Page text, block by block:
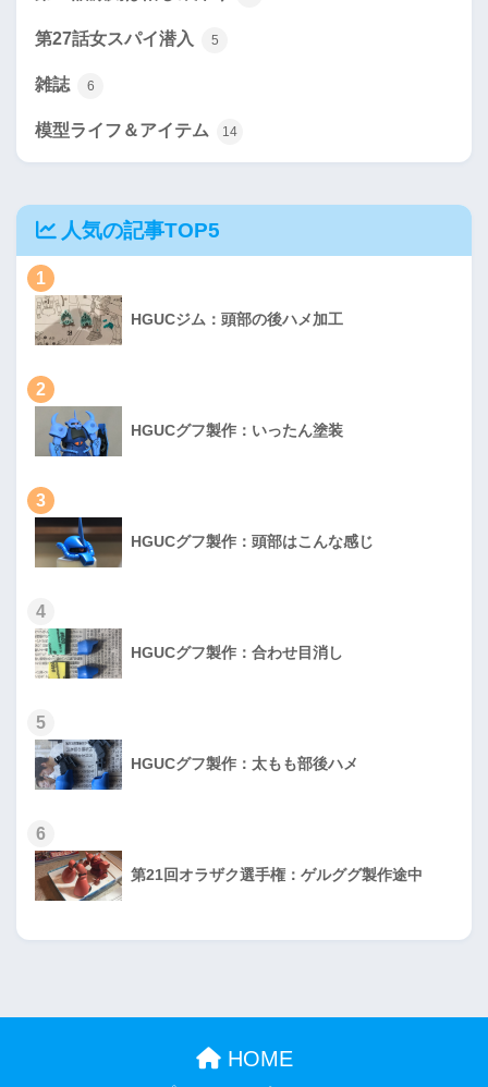
第27話女スパイ潜入 5
雑誌 6
模型ライフ＆アイテム 14
人気の記事TOP5
1
HGUCジム：頭部の後ハメ加工
2
HGUCグフ製作：いったん塗装
3
HGUCグフ製作：頭部はこんな感じ
4
HGUCグフ製作：合わせ目消し
5
HGUCグフ製作：太もも部後ハメ
6
第21回オラザク選手権：ゲルググ製作途中
HOME